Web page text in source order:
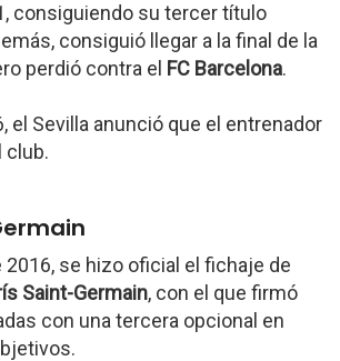
consiguiendo su tercer título
consiguió llegar a la final de la
perdió contra el FC Barcelona.
el Sevilla anunció que el entrenador
club.
2016, se hizo oficial el fichaje de
Saint-Germain, con el que firmó
con una tercera opcional en